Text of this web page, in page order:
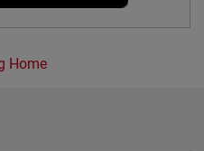
Home